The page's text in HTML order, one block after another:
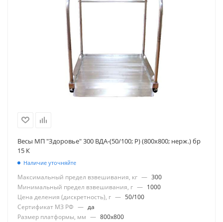
Весы МП "Здоровье" 300 ВДА-(50/100; Р) (800х800; нерж.) бр
15 К
Наличие уточняйте
Максимальный предел взвешивания, кг — 300
Минимальный предел взвешивания, г — 1000
Цена деления (дискретность), г — 50/100
Сертификат МЗ РФ — да
Размер платформы, мм — 800x800